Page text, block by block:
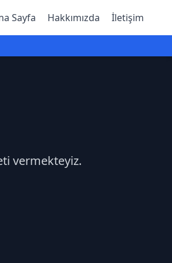
Sayfa Hakkımızda İletişim
vermekteyiz.